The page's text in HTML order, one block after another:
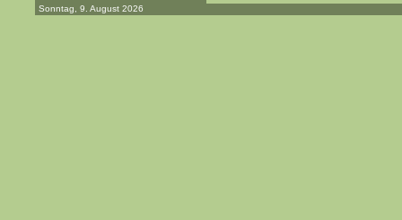
Sonntag, 9. August 2026